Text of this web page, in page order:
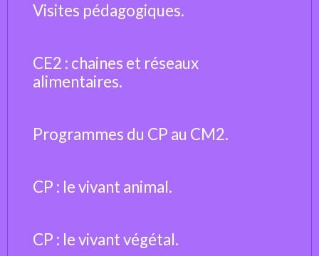
Visites pédagogiques.
CE2 : chaines et réseaux
alimentaires.
Programmes du CP au CM2.
CP : le vivant animal.
CP : le vivant végétal.